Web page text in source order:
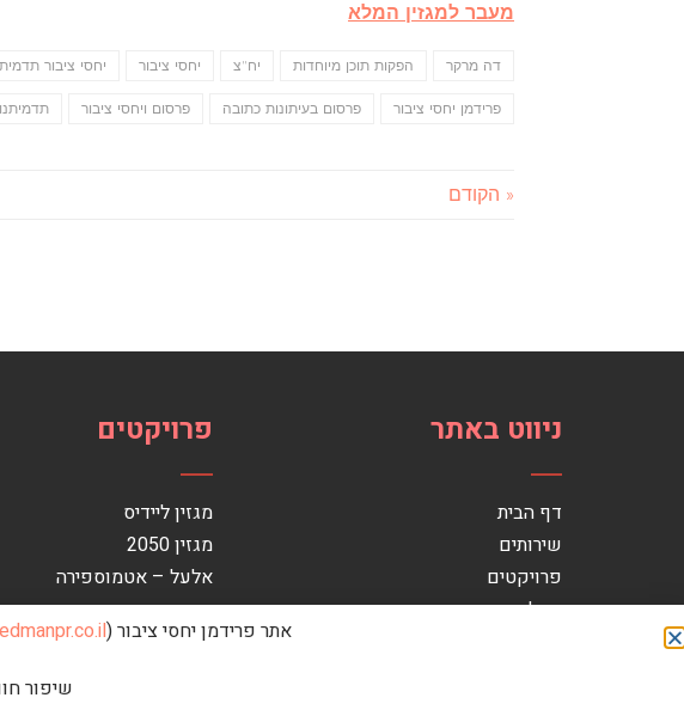
מעבר למגזין המלא
דה מרקר הפקות תוכן מיוחדות יח"צ יחסי ציבור יחסי ציבור
פרידמן יחסי ציבור פרסום בעיתונות כתובה פרסום ויחסי ציבור
« הקודם
ניווט באתר
דף הבית
שירותים
פרויקטים
ממליצים
פרויקטים
מגזין ליידיס
מגזין 2050
אלעל – אטמוספירה
מגזין פורבס
מגזין מנהלים
אתר פרידמן יחסי ציבור (
שיפור